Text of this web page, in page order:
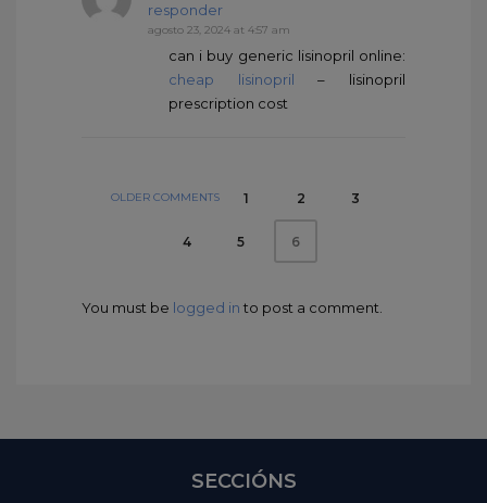
responder
agosto 23, 2024 at 4:57 am
can i buy generic lisinopril online:
cheap lisinopril – lisinopril
prescription cost
OLDER COMMENTS 1 2 3
4 5 6
You must be logged in to post a comment.
SECCIÓNS